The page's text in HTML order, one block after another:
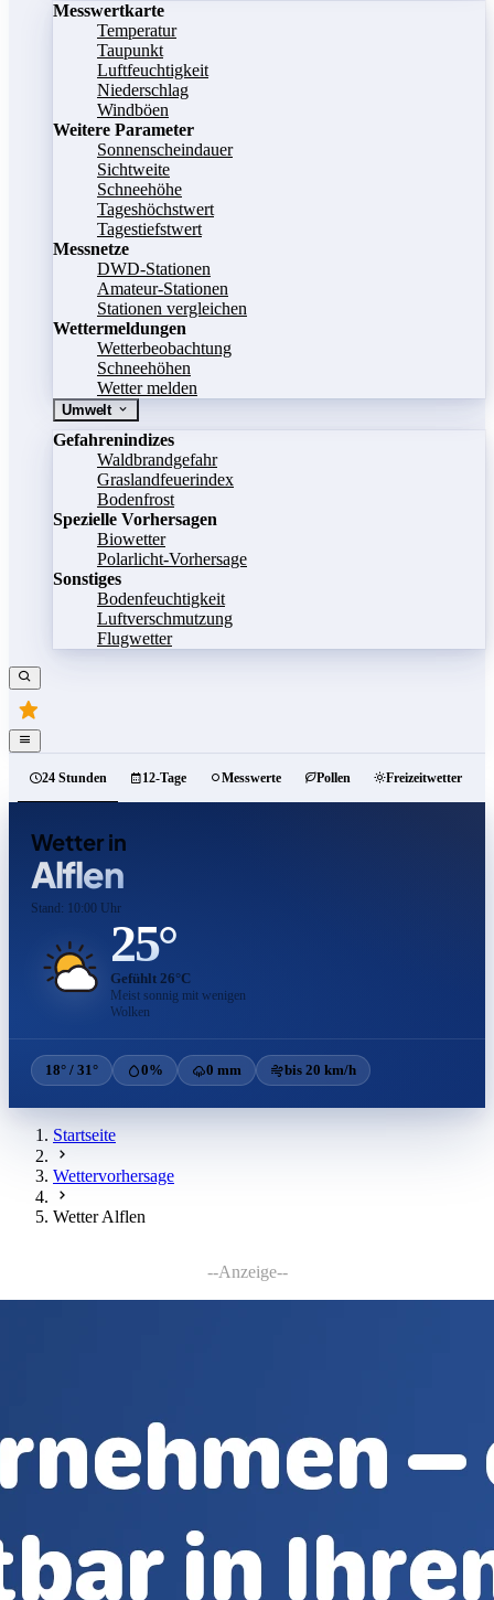
Messwertkarte
Temperatur
Taupunkt
Luftfeuchtigkeit
Niederschlag
Windböen
Weitere Parameter
Sonnenscheindauer
Sichtweite
Schneehöhe
Tageshöchstwert
Tagestiefstwert
Messnetze
DWD-Stationen
Amateur-Stationen
Stationen vergleichen
Wettermeldungen
Wetterbeobachtung
Schneehöhen
Wetter melden
Umwelt
Gefahrenindizes
Waldbrandgefahr
Graslandfeuerindex
Bodenfrost
Spezielle Vorhersagen
Biowetter
Polarlicht-Vorhersage
Sonstiges
Bodenfeuchtigkeit
Luftverschmutzung
Flugwetter
24 Stunden 12-Tage Messwerte Pollen Freizeitwetter
Wetter in
Alflen
Stand: 10:00 Uhr
25°
Gefühlt 26°C
Meist sonnig mit wenigen
Wolken
18° / 31° 0% 0 mm bis 20 km/h
Startseite
Wettervorhersage
Wetter Alflen
--Anzeige--